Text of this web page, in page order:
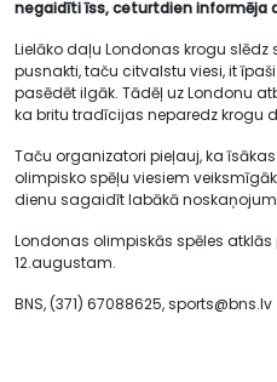
negaidīti īss, ceturtdien informēja
Lielāko daļu Londonas krogu
pusnakti, taču citvalstu viesi, it
pasēdēt ilgāk. Tādēļ uz Londonu
ka britu tradīcijas neparedz krogu
Taču organizatori pieļauj, ka
olimpisko spēļu viesiem
dienu sagaidīt labākā
Londonas olimpiskās spēles
12.augustam.
BNS, (371) 67088625,sports@bns.lv